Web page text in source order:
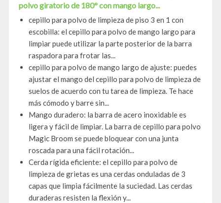
polvo giratorio de 180° con mango largo...
cepillo para polvo de limpieza de piso 3 en 1 con
escobilla: el cepillo para polvo de mango largo para
limpiar puede utilizar la parte posterior de la barra
raspadora para frotar las...
cepillo para polvo de mango largo de ajuste: puedes
ajustar el mango del cepillo para polvo de limpieza de
suelos de acuerdo con tu tarea de limpieza. Te hace
más cómodo y barre sin...
Mango duradero: la barra de acero inoxidable es
ligera y fácil de limpiar. La barra de cepillo para polvo
Magic Broom se puede bloquear con una junta
roscada para una fácil rotación...
Cerda rígida eficiente: el cepillo para polvo de
limpieza de grietas es una cerdas onduladas de 3
capas que limpia fácilmente la suciedad. Las cerdas
duraderas resisten la flexión y...